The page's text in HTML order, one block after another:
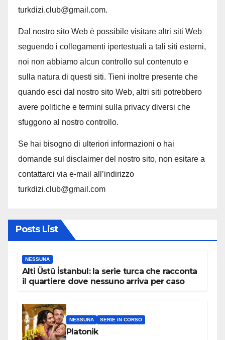
turkdizi.club@gmail.com.
Dal nostro sito Web è possibile visitare altri siti Web
seguendo i collegamenti ipertestuali a tali siti esterni,
noi non abbiamo alcun controllo sul contenuto e
sulla natura di questi siti. Tieni inoltre presente che
quando esci dal nostro sito Web, altri siti potrebbero
avere politiche e termini sulla privacy diversi che
sfuggono al nostro controllo.
Se hai bisogno di ulteriori informazioni o hai
domande sul disclaimer del nostro sito, non esitare a
contattarci via e-mail all’indirizzo
turkdizi.club@gmail.com
Posts List
NESSUNA
Alti Üstü İstanbul: la serie turca che racconta
il quartiere dove nessuno arriva per caso
NESSUNA SERIE IN CORSO
Platonik